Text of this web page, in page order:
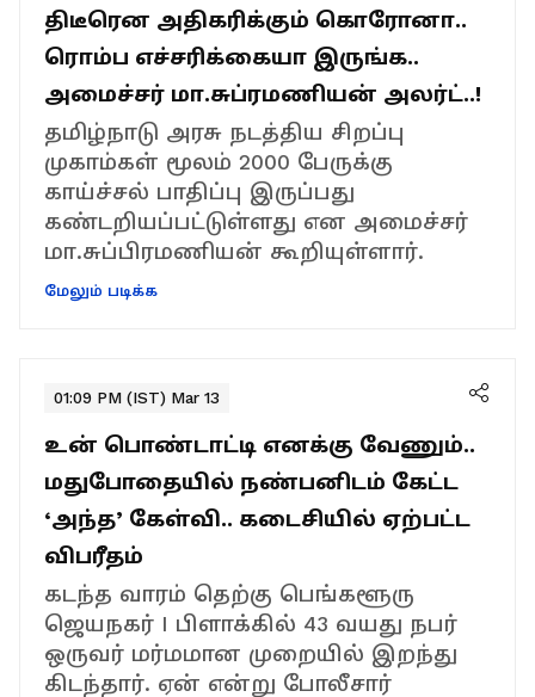
திடீரென அதிகரிக்கும் கொரோனா..
ரொம்ப எச்சரிக்கையா இருங்க..
அமைச்சர் மா.சுப்ரமணியன் அலர்ட்..!
தமிழ்நாடு அரசு நடத்திய சிறப்பு
முகாம்கள் மூலம் 2000 பேருக்கு
காய்ச்சல் பாதிப்பு இருப்பது
கண்டறியப்பட்டுள்ளது என அமைச்சர்
மா.சுப்பிரமணியன் கூறியுள்ளார்.
மேலும் படிக்க
01:09 PM (IST) Mar 13
உன் பொண்டாட்டி எனக்கு வேணும்..
மதுபோதையில் நண்பனிடம் கேட்ட
‘அந்த’ கேள்வி.. கடைசியில் ஏற்பட்ட
விபரீதம்
கடந்த வாரம் தெற்கு பெங்களூரு
ஜெயநகர் I பிளாக்கில் 43 வயது நபர்
ஒருவர் மர்மமான முறையில் இறந்து
கிடந்தார். ஏன் என்று போலீசார்